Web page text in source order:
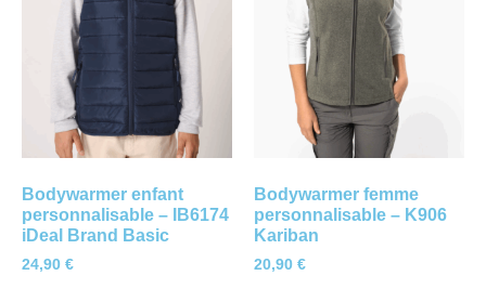
Bodywarmer enfant
personnalisable – IB6174
iDeal Brand Basic
24,90 €
Bodywarmer femme
personnalisable – K906
Kariban
20,90 €